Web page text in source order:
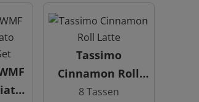
Tassimo
Cinnamon Roll
Latte
8 Tassen